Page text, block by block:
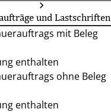
und Lastschriften
mit Beleg
enthalten
ohne Beleg
enthalten